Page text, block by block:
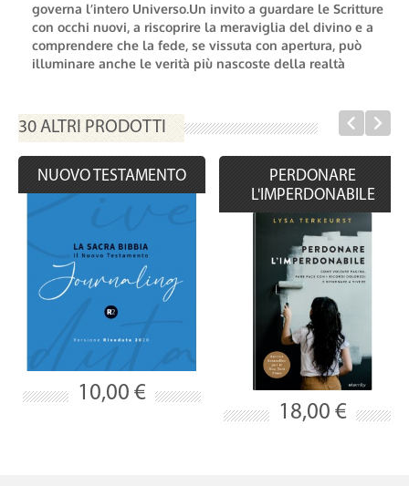
governa l’intero Universo.Un invito a guardare le Scritture
con occhi nuovi, a riscoprire la meraviglia del divino e a
comprendere che la fede, se vissuta con apertura, può
illuminare anche le verità più nascoste della realtà
30 ALTRI PRODOTTI
NUOVO TESTAMENTO
10,00 €
PERDONARE
L'IMPERDONABILE
18,00 €